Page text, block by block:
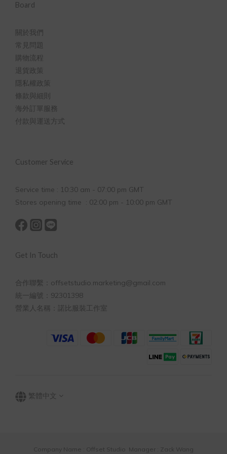
Board
關於我們
常見問題
購物流程
退貨政策
隱私權政策
條款與細則
海外訂單服務
付款與運送方式
Customer Service
Service time : 10:30 am - 07:00 pm GMT
Stores opening time : 02:00 pm - 10:00 pm GMT
Get In Touch
合作聯繫：offsetstudio.marketing@gmail.com
統一編號：92301398
營業人名稱：諾比服裝工作室
繁體中文
Company Name : Offset Studio Manager : Zack Wang